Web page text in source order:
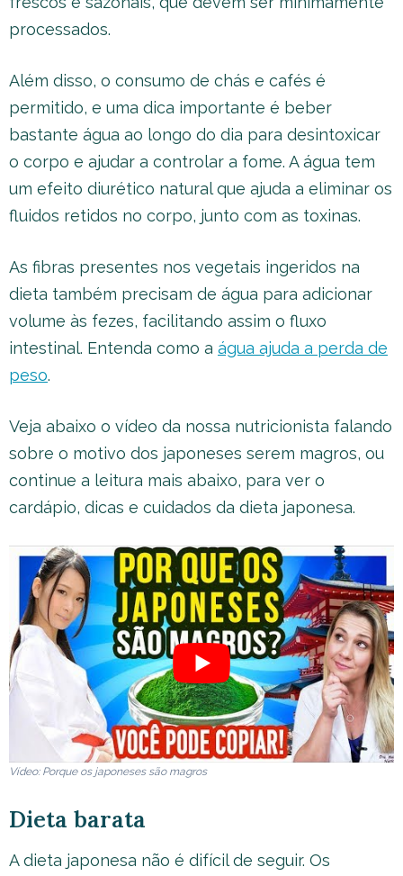
processados.
Além disso, o consumo de chás e cafés é
permitido, e uma dica importante é beber
bastante água ao longo do dia para desintoxicar
o corpo e ajudar a controlar a fome. A água tem
um efeito diurético natural que ajuda a eliminar os
fluidos retidos no corpo, junto com as toxinas.
As fibras presentes nos vegetais ingeridos na
dieta também precisam de água para adicionar
volume às fezes, facilitando assim o fluxo
intestinal. Entenda como a água ajuda a perda de
peso.
Veja abaixo o vídeo da nossa nutricionista falando
sobre o motivo dos japoneses serem magros, ou
continue a leitura mais abaixo, para ver o
cardápio, dicas e cuidados da dieta japonesa.
Vídeo: Porque os japoneses são magros
Dieta barata
A dieta japonesa não é difícil de seguir. Os